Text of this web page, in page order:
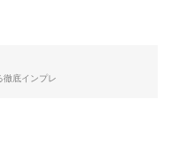
底インプレ